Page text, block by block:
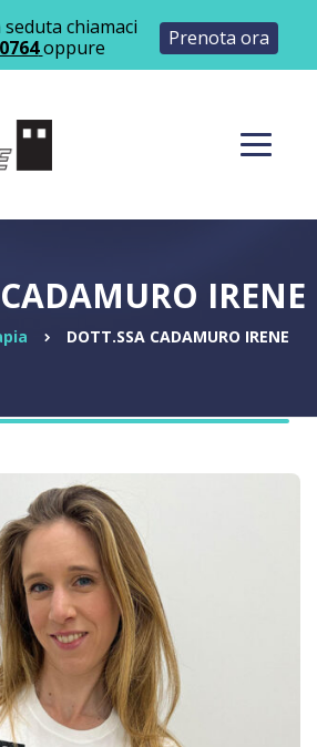
IRENE
DOTT.SSA CADAMURO IRENE
chiamaci
oppure Prenota ora